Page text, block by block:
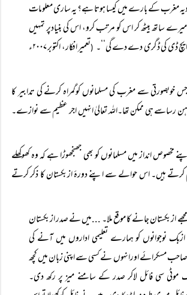
مغرب کے بارے میں کیسا ہوتا ہے؟ یہ ساری معلومات
ساتھ بیٹھ کر اس کو مرتب کرو، اس کی بنیادپر تمہیں
ایچ ڈی کی ڈگری دے دے گی‘‘۔ (
تعمیر افکار، اکتوبر ۲۰۰۷ء
سے مغرب کی مسلمانوں کوگمراہ کرنے کی تدابیر کا
رساسے ہی ممکن تھا۔اللہ تعالیٰ انہیں اجر عظیم سے نوازے۔
انداز میں مسلمانوں کو بھی جھنجھوڑا ہے کہ وہ کھوکھلے
کرتے ہیں۔ اس حوالے سے اپنے دورۂ ازبکستان کا ذکر کرتے
میں مجھے ازبکستان جانے کا موقع ملا۔ ...میں نے صدر ازبکستان
نوجوانوں کو ہمارے تعلیمی اداروں میں آنے کی
مسکرائے اورانہوں نے کسی سے اپنی زبان میں کچھ
موٹی سی فائل لاکر صدر کے سامنے میز پر رکھ دی۔